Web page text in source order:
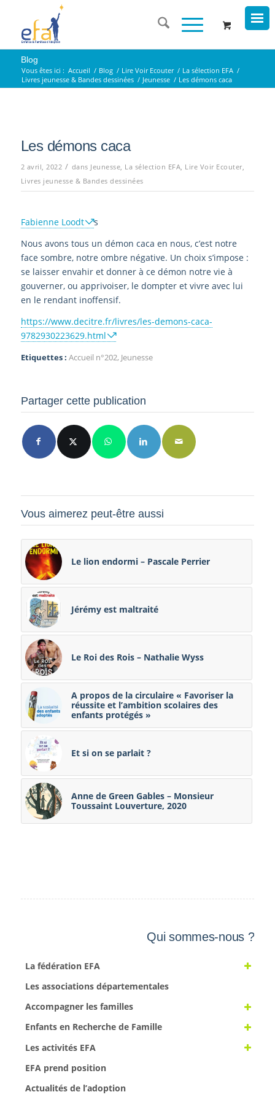
Blog
Vous êtes ici : Accueil / Blog / Lire Voir Ecouter / La sélection EFA /
Livres jeunesse & Bandes dessinées / Jeunesse / Les démons caca
Les démons caca
2 avril, 2022 / dans Jeunesse, La sélection EFA, Lire Voir Ecouter,
Livres jeunesse & Bandes dessinées
Fabienne Loodt
s
Nous avons tous un démon caca en nous, c’est notre
face sombre, notre ombre négative. Un choix s’impose :
se laisser envahir et donner à ce démon notre vie à
gouverner, ou apprivoiser, le dompter et vivre avec lui
en le rendant inoffensif.
https://www.decitre.fr/livres/les-demons-caca-
9782930223629.html
Etiquettes : Accueil n°202, Jeunesse
Partager cette publication
Vous aimerez peut-être aussi
Le lion endormi – Pascale Perrier
Jérémy est maltraité
Le Roi des Rois – Nathalie Wyss
A propos de la circulaire « Favoriser la
réussite et l’ambition scolaires des
enfants protégés »
Et si on se parlait ?
Anne de Green Gables – Monsieur
Toussaint Louverture, 2020
Qui sommes-nous ?
La fédération EFA
Les associations départementales
Accompagner les familles
Enfants en Recherche de Famille
Les activités EFA
EFA prend position
Actualités de l’adoption